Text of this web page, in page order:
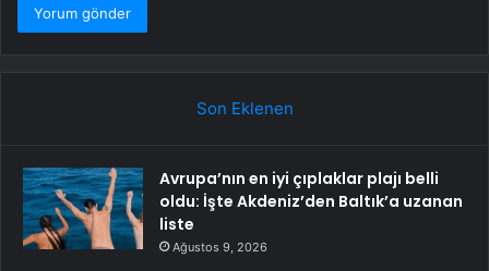
Son Eklenen
Avrupa’nın en iyi çıplaklar plajı belli
oldu: İşte Akdeniz’den Baltık’a uzanan
liste
Ağustos 9, 2026